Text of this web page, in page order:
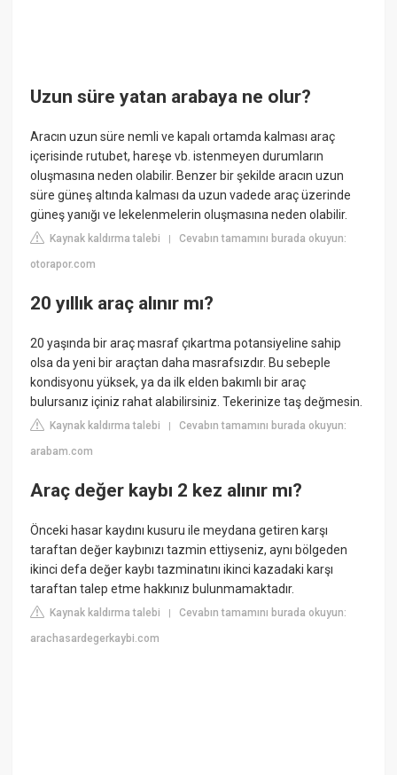
Uzun süre yatan arabaya ne olur?
Aracın uzun süre nemli ve kapalı ortamda kalması araç
içerisinde rutubet, hareşe vb. istenmeyen durumların
oluşmasına neden olabilir. Benzer bir şekilde aracın uzun
süre güneş altında kalması da uzun vadede araç üzerinde
güneş yanığı ve lekelenmelerin oluşmasına neden olabilir.
Kaynak kaldırma talebi |Cevabın tamamını burada okuyun:
otorapor.com
20 yıllık araç alınır mı?
20 yaşında bir araç masraf çıkartma potansiyeline sahip
olsa da yeni bir araçtan daha masrafsızdır. Bu sebeple
kondisyonu yüksek, ya da ilk elden bakımlı bir araç
bulursanız içiniz rahat alabilirsiniz. Tekerinize taş değmesin.
Kaynak kaldırma talebi |Cevabın tamamını burada okuyun:
arabam.com
Araç değer kaybı 2 kez alınır mı?
Önceki hasar kaydını kusuru ile meydana getiren karşı
taraftan değer kaybınızı tazmin ettiyseniz, aynı bölgeden
ikinci defa değer kaybı tazminatını ikinci kazadaki karşı
taraftan talep etme hakkınız bulunmamaktadır.
Kaynak kaldırma talebi |Cevabın tamamını burada okuyun:
arachasardegerkaybi.com